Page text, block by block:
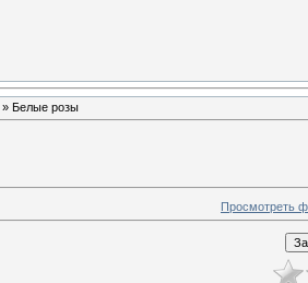
» Белые розы
Просмотреть